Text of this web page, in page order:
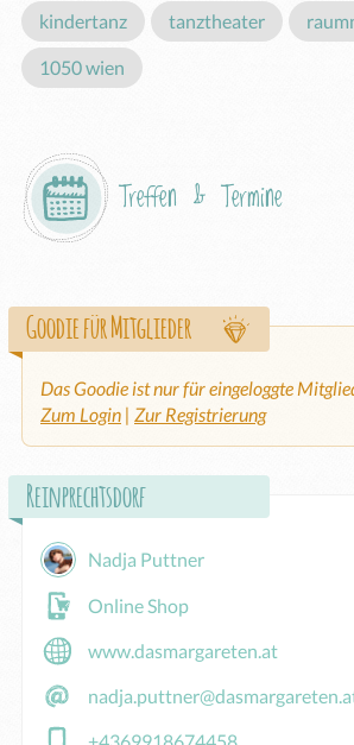
kindertanz tanztheater
1050 wien
Treffen & Termine
Goodie für Mitglieder
Das Goodie ist nur für eingeloggte
Zum Login | Zur Registrierung
Reinprechtsdorf
Nadja Puttner
Online Shop
www.dasmargareten.at